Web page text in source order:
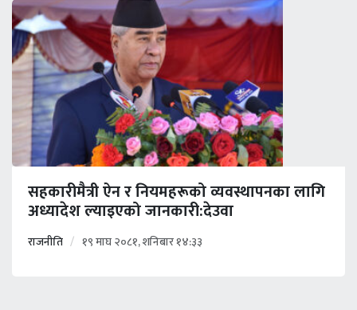
सहकारीमैत्री ऐन र नियमहरूको व्यवस्थापनका लागि
अध्यादेश ल्याइएको जानकारी:देउवा
राजनीति १९ माघ २०८१, शनिबार १४:३३